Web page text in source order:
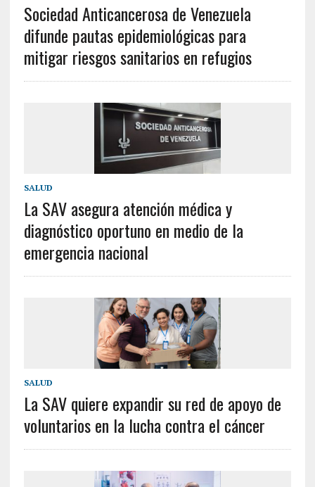
Sociedad Anticancerosa de Venezuela
difunde pautas epidemiológicas para
mitigar riesgos sanitarios en refugios
SALUD
La SAV asegura atención médica y
diagnóstico oportuno en medio de la
emergencia nacional
SALUD
La SAV quiere expandir su red de apoyo de
voluntarios en la lucha contra el cáncer